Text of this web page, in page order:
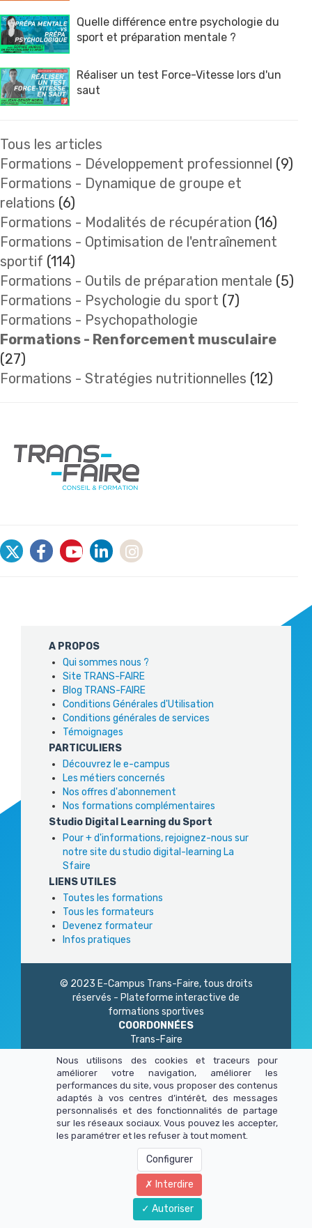
Quelle différence entre psychologie du
sport et préparation mentale ?
Réaliser un test Force-Vitesse lors d'un
saut
Tous les articles
Formations - Développement professionnel (9)
Formations - Dynamique de groupe et
relations (6)
Formations - Modalités de récupération (16)
Formations - Optimisation de l'entraînement
sportif (114)
Formations - Outils de préparation mentale (5)
Formations - Psychologie du sport (7)
Formations - Psychopathologie
Formations - Renforcement musculaire
(27)
Formations - Stratégies nutritionnelles (12)
A PROPOS
Qui sommes nous ?
Site TRANS-FAIRE
Blog TRANS-FAIRE
Conditions Générales d'Utilisation
Conditions générales de services
Témoignages
PARTICULIERS
Découvrez le e-campus
Les métiers concernés
Nos offres d'abonnement
Nos formations complémentaires
Studio Digital Learning du Sport
Pour + d'informations, rejoignez-nous sur
notre site du studio digital-learning La
Sfaire
LIENS UTILES
Toutes les formations
Tous les formateurs
Devenez formateur
Infos pratiques
© 2023 E-Campus Trans-Faire, tous droits
réservés - Plateforme interactive de
formations sportives
COORDONNÉES
Trans-Faire
75 020 Paris
01 45 23 83 87
Du lundi au vendredi
de 9h à 13h - 14h à 17h
Nous utilisons des cookies et traceurs pour
améliorer votre navigation, améliorer les
performances du site, vous proposer des contenus
adaptés à vos centres d’intérêt, des messages
personnalisés et des fonctionnalités de partage
sur les réseaux sociaux. Vous pouvez les accepter,
les paramétrer et les refuser à tout moment.
Configurer
Interdire
Autoriser